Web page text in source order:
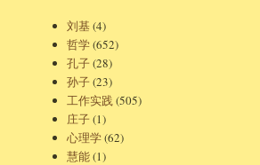
刘基(4)
哲学(652)
孔子(28)
孙子(23)
工作实践(505)
庄子(1)
心理学(62)
慧能(1)